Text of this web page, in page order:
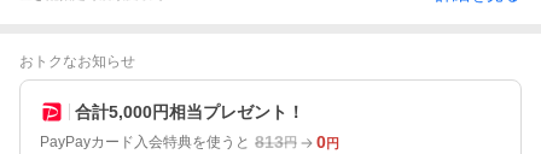
おトクなお知らせ
合計5,000円相当プレゼント！
PayPayカード入会特典を使うと 813円 0円